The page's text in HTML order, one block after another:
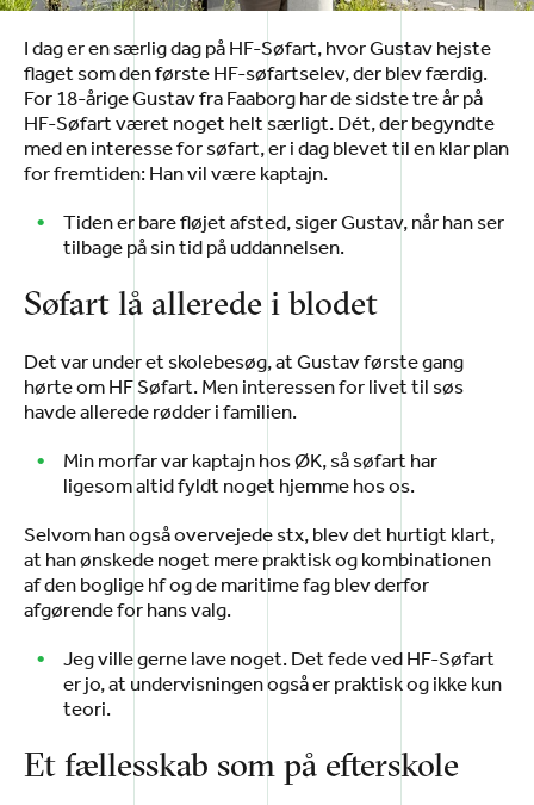
I dag er en særlig dag på HF-Søfart, hvor Gustav hejste
flaget som den første HF-søfartselev, der blev færdig.
For 18-årige Gustav fra Faaborg har de sidste tre år på
HF-Søfart været noget helt særligt. Dét, der begyndte
med en interesse for søfart, er i dag blevet til en klar plan
for fremtiden: Han vil være kaptajn.
Tiden er bare fløjet afsted, siger Gustav, når han ser
tilbage på sin tid på uddannelsen.
Søfart lå allerede i blodet
Det var under et skolebesøg, at Gustav første gang
hørte om HF Søfart. Men interessen for livet til søs
havde allerede rødder i familien.
Min morfar var kaptajn hos ØK, så søfart har
ligesom altid fyldt noget hjemme hos os.
Selvom han også overvejede stx, blev det hurtigt klart,
at han ønskede noget mere praktisk og kombinationen
af den boglige hf og de maritime fag blev derfor
afgørende for hans valg.
Jeg ville gerne lave noget. Det fede ved HF-Søfart
er jo, at undervisningen også er praktisk og ikke kun
teori.
Et fællesskab som på efterskole